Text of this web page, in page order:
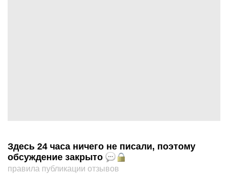
Здесь 24 часа ничего не писали, поэтому
обсуждение закрыто
правила публикации отзывов